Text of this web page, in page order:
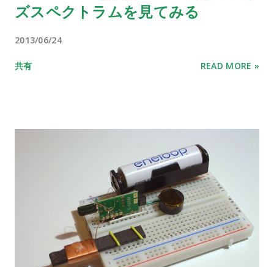
ズスペクトラムを見てみる
2013/06/24
共有 READ MORE »